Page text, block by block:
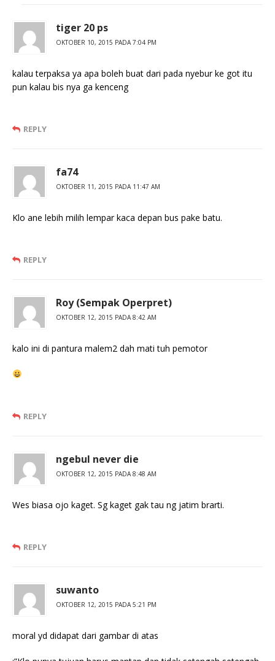
tiger 20 ps
OKTOBER 10, 2015 PADA 7:04 PM
kalau terpaksa ya apa boleh buat dari pada nyebur ke got itu
pun kalau bis nya ga kenceng
REPLY
fa74
OKTOBER 11, 2015 PADA 11:47 AM
Klo ane lebih milih lempar kaca depan bus pake batu.
REPLY
Roy (Sempak Operpret)
OKTOBER 12, 2015 PADA 8:42 AM
kalo ini di pantura malem2 dah mati tuh pemotor
REPLY
ngebul never die
OKTOBER 12, 2015 PADA 8:48 AM
Wes biasa ojo kaget. Sg kaget gak tau ng jatim brarti.
REPLY
suwanto
OKTOBER 12, 2015 PADA 5:21 PM
moral yd didapat dari gambar di atas